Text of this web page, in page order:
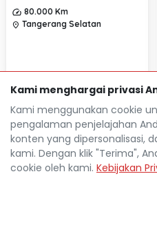
80.000 Km
location_on Tangerang Selatan
Mocil.id by DSF
Kami menghargai privasi
Kami menggunakan cookie
pengalaman penjelajahan
konten yang dipersonalisasi,
kami. Dengan klik "Terima",
cookie oleh kami. Kebijakan